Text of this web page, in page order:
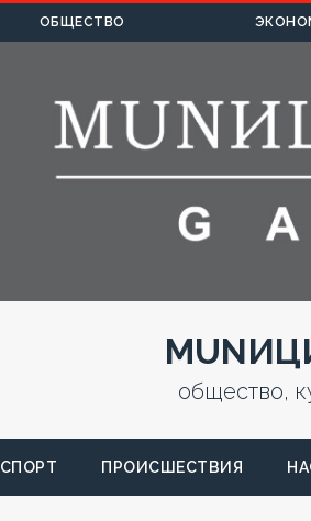
ОБЩЕСТВО
общество,
СПОРТ ПРОИСШЕСТВИЯ